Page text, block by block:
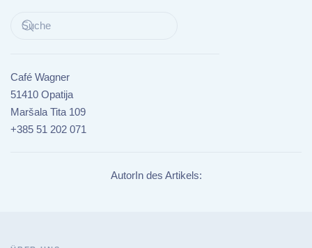
Café Wagner
51410 Opatija
Maršala Tita 109
+385 51 202 071
AutorIn des Artikels: